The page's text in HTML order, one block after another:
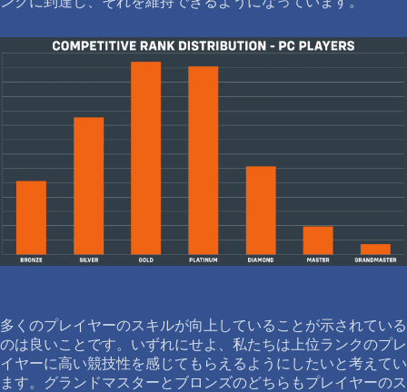
多くのプレイヤーのスキルが向上していることが示されている
のは良いことです。いずれにせよ、私たちは上位ランクのプレ
イヤーに高い競技性を感じてもらえるようにしたいと考えてい
ます。グランドマスターとブロンズのどちらもプレイヤーのス